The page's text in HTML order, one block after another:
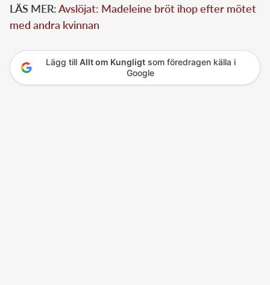
LÄS MER:Avslöjat: Madeleine bröt ihop efter mötet
med andra kvinnan
Lägg till Allt om Kungligtsom föredragen källa i
Google